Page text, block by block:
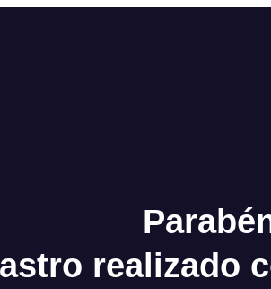
realizado